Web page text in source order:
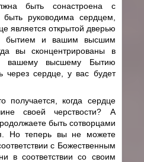
быть сонастроена с
руководима сердцем,
является открытой дверью
бытием и вашим высшим
вы сконцентрированы в
вашему высшему Бытию
через сердце, у вас будет
получается, когда сердце
своей черствости? А
быть сотворцами
Но теперь вы не можете
с Божественным
в соответствии со своим